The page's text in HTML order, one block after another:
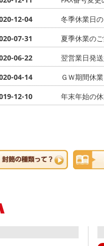
12-04
冬季休業日
07-31
夏季休業の
06-22
翌営業日発
04-14
ＧＷ期間休
12-10
年末年始の